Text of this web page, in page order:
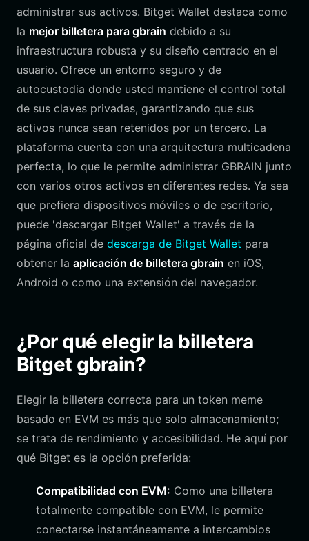
administrar sus activos. Bitget Wallet destaca como
la mejor billetera para gbrain debido a su
infraestructura robusta y su diseño centrado en el
usuario. Ofrece un entorno seguro y de
autocustodia donde usted mantiene el control total
de sus claves privadas, garantizando que sus
activos nunca sean retenidos por un tercero. La
plataforma cuenta con una arquitectura multicadena
perfecta, lo que le permite administrar GBRAIN junto
con varios otros activos en diferentes redes. Ya sea
que prefiera dispositivos móviles o de escritorio,
puede 'descargar Bitget Wallet' a través de la
página oficial de descarga de Bitget Wallet para
obtener la aplicación de billetera gbrain en iOS,
Android o como una extensión del navegador.
¿Por qué elegir la billetera
Bitget gbrain?
Elegir la billetera correcta para un token meme
basado en EVM es más que solo almacenamiento;
se trata de rendimiento y accesibilidad. He aquí por
qué Bitget es la opción preferida:
Compatibilidad con EVM: Como una billetera
totalmente compatible con EVM, le permite
conectarse instantáneamente a intercambios